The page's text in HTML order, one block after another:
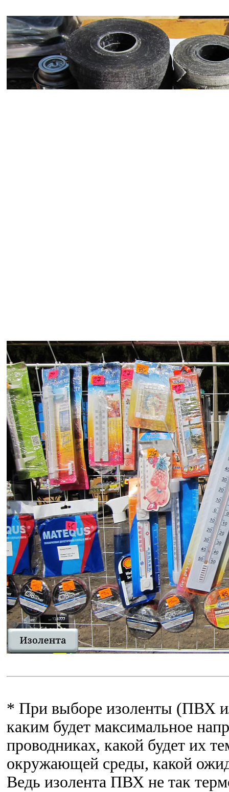
* При выборе изоленты (ПВХ
каким будет максимальное
проводниках, какой будет их
окружающей среды, какой
Ведь изолента ПВХ не так